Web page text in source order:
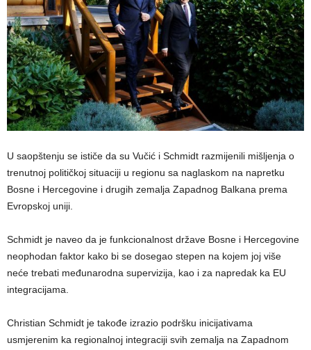
U saopštenju se ističe da su Vučić i Schmidt razmijenili mišljenja o
trenutnoj političkoj situaciji u regionu sa naglaskom na napretku
Bosne i Hercegovine i drugih zemalja Zapadnog Balkana prema
Evropskoj uniji.
Schmidt je naveo da je funkcionalnost države Bosne i Hercegovine
neophodan faktor kako bi se dosegao stepen na kojem joj više
neće trebati međunarodna supervizija, kao i za napredak ka EU
integracijama.
Christian Schmidt je takođe izrazio podršku inicijativama
usmjerenim ka regionalnoj integraciji svih zemalja na Zapadnom